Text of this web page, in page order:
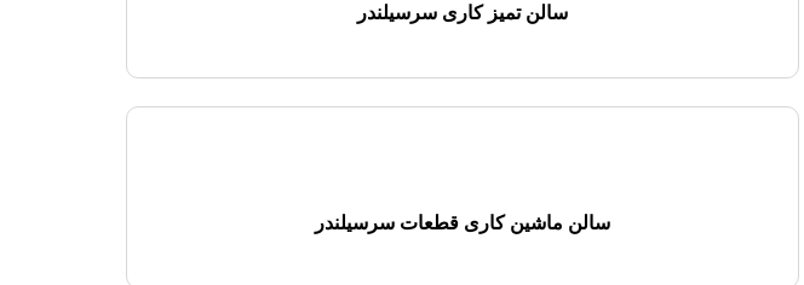
سالن تمیز کاری سرسیلندر
سالن ماشین کاری قطعات سرسیلندر